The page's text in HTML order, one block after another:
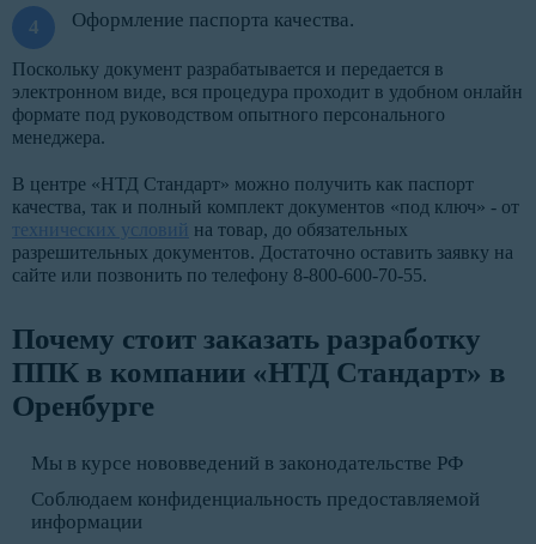
Оформление паспорта качества.
Поскольку документ разрабатывается и передается в
электронном виде, вся процедура проходит в удобном онлайн
формате под руководством опытного персонального
менеджера.
В центре «НТД Стандарт» можно получить как паспорт
качества, так и полный комплект документов «под ключ» - от
технических условий на товар, до обязательных
разрешительных документов. Достаточно оставить заявку на
сайте или позвонить по телефону 8-800-600-70-55.
Почему стоит заказать разработку
ППК в компании «НТД Стандарт» в
Оренбурге
Мы в курсе нововведений в законодательстве РФ
Соблюдаем конфиденциальность предоставляемой
информации